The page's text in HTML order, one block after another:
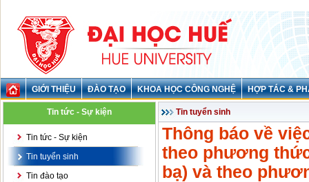
GIỚI THIỆU ĐÀO TẠO KHOA HỌC CÔNG NGHỆ HỢP TÁC &
Tin tức - Sự kiện
Tin tức - Sự kiện
Tin tuyển sinh
Tin đào tạo
Tin tuyển sinh
Thông báo về
theo phương
bạ) và theo